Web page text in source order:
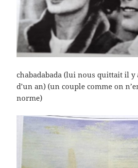
chabadabada (lui nous quittait il y
d’un an) (un couple comme on
norme)